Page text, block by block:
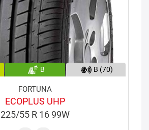
B B (70)
FORTUNA
ECOPLUS UHP
225/55 R 16 99W